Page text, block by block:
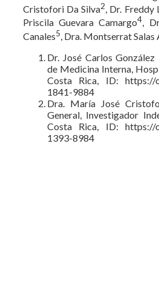
Cristofori Da Silva2, Dr. Freddy
Priscila Guevara Camargo4,
Canales5, Dra. Montserrat Salas
Dr. José Carlos González
de Medicina Interna,
Costa Rica, ID: https://
1841-9884
Dra. María José
General, Investigador
Costa Rica, ID: https://
1393-8984